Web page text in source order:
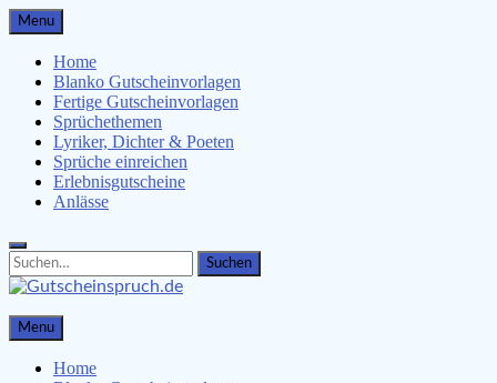
Skip
to
content
Menu
Home
Blanko Gutscheinvorlagen
Fertige Gutscheinvorlagen
Sprüchethemen
Lyriker, Dichter & Poeten
Sprüche einreichen
Erlebnisgutscheine
Anlässe
Search
for:
Search
Gutscheinspruch.de
Gutscheinsprüche & Gutscheinvorlagen finden
Menu
Home